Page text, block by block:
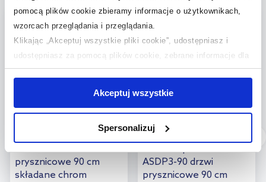
pomocą plików cookie zbieramy informacje o użytkownikach,
wzorcach przeglądania i przeglądania.
Klikając „Akceptuj wszystkie pliki cookie”, udostępniasz i
udostępniasz za pomocą plików cookie, zebrane informacje dla
użytkowników zewnętrznych, a także nasi partnerzy reklamowi.
jednak, że zablokowane niektóre pliki cookie mogą mieć wpływ
na sposób dostarczania treści niedostosowanych do potrzeb
Aby uzyskać więcej informacji na temat plików plików cookie,
kliknij „Ustawienia plików cookie”.
Jeśli chcesz uzyskać więcej
Akceptuj wszystkie
Spersonalizuj
multirabaty
Oltens Trana drzwi
prysznicowe 90 cm
składane chrom
Dostępność:
Ravak Supernova
ASDP3-90 drzwi
prysznicowe 90 cm